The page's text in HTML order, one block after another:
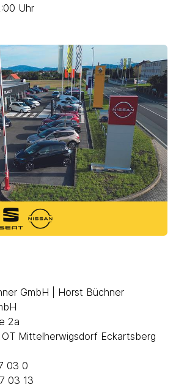
Uhr
GmbH | Horst Büchner
2a
Mittelherwigsdorf Eckartsberg
03 0
03 13